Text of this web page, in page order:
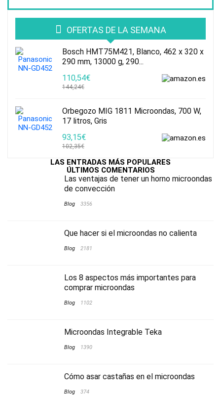
OFERTAS DE LA SEMANA
Bosch HMT75M421, Blanco, 462 x 320 x
290 mm, 13000 g, 290...
110,54€
144,24€
Orbegozo MIG 1811 Microondas, 700 W,
17 litros, Gris
93,15€
102,35€
LAS ENTRADAS MÁS POPULARES
ÚLTIMOS COMENTARIOS
Las ventajas de tener un horno microondas
de convección
Blog 3356
Que hacer si el microondas no calienta
Blog 2181
Los 8 aspectos más importantes para
comprar microondas
Blog 1102
Microondas Integrable Teka
Blog 1390
Cómo asar castañas en el microondas
Blog 374